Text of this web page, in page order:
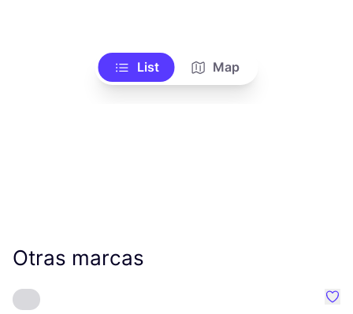
List Map
Otras marcas